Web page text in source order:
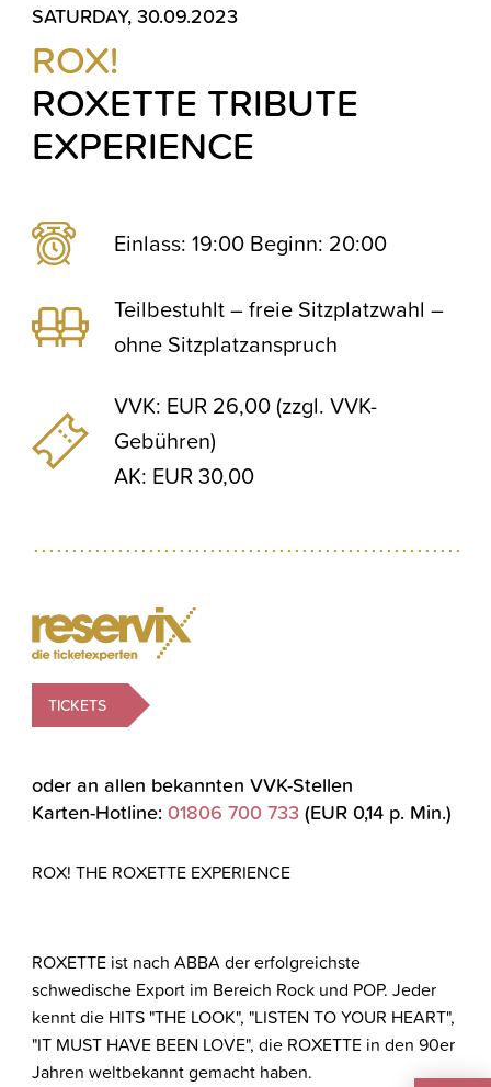
SATURDAY, 30.09.2023
ROX!
ROXETTE TRIBUTE
EXPERIENCE
Einlass: 19:00 Beginn: 20:00
Teilbestuhlt – freie Sitzplatzwahl –
ohne Sitzplatzanspruch
VVK: EUR 26,00 (zzgl. VVK-
Gebühren)
AK: EUR 30,00
TICKETS
oder an allen bekannten VVK-Stellen
Karten-Hotline: 01806 700 733(EUR 0,14 p. Min.)
ROX! THE ROXETTE EXPERIENCE
ROXETTE ist nach ABBA der erfolgreichste
schwedische Export im Bereich Rock und POP. Jeder
kennt die HITS "THE LOOK", "LISTEN TO YOUR HEART",
"IT MUST HAVE BEEN LOVE", die ROXETTE in den 90er
Jahren weltbekannt gemacht haben.